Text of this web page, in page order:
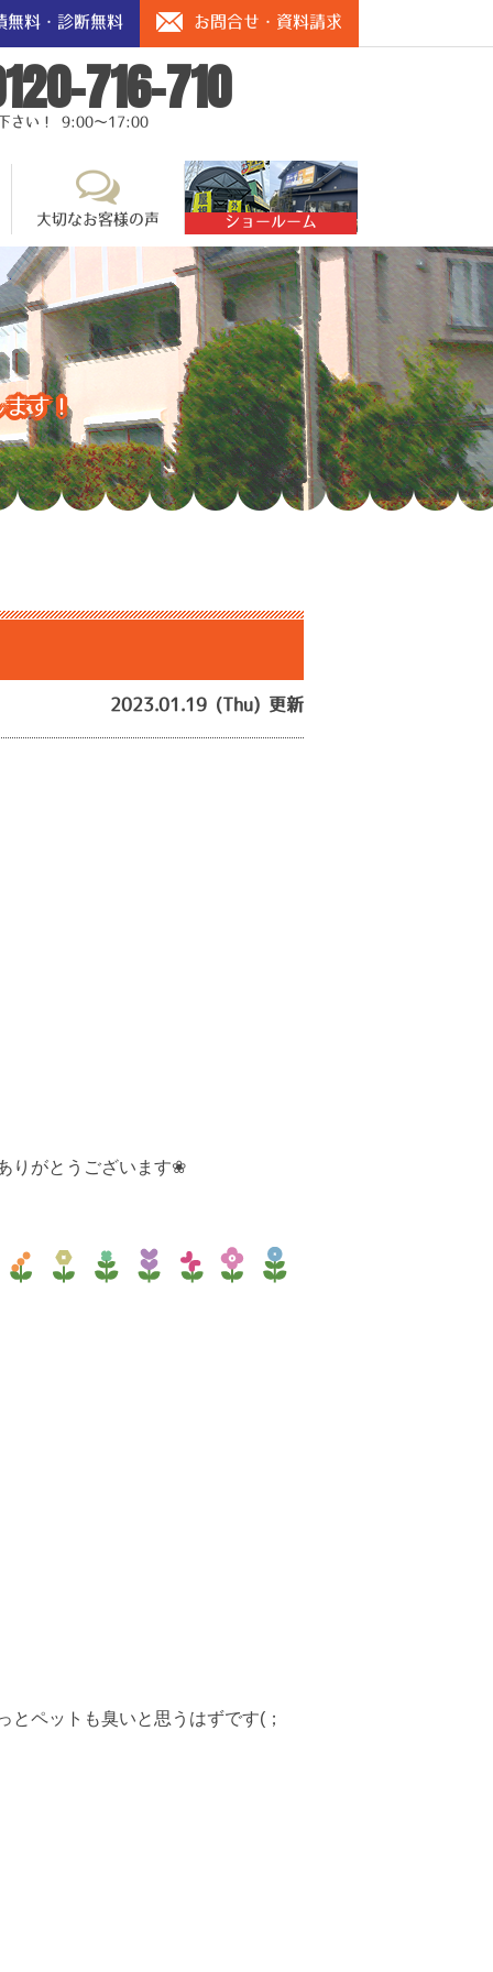
無料・診断無料 お問合せ・資料請求
716-710
さい！ 9:00～17:00
大切なお客様の声 ショールーム
ます！
2023.01.19 (Thu) 更新
りがとうございます❀
とペットも臭いと思うはずです(；